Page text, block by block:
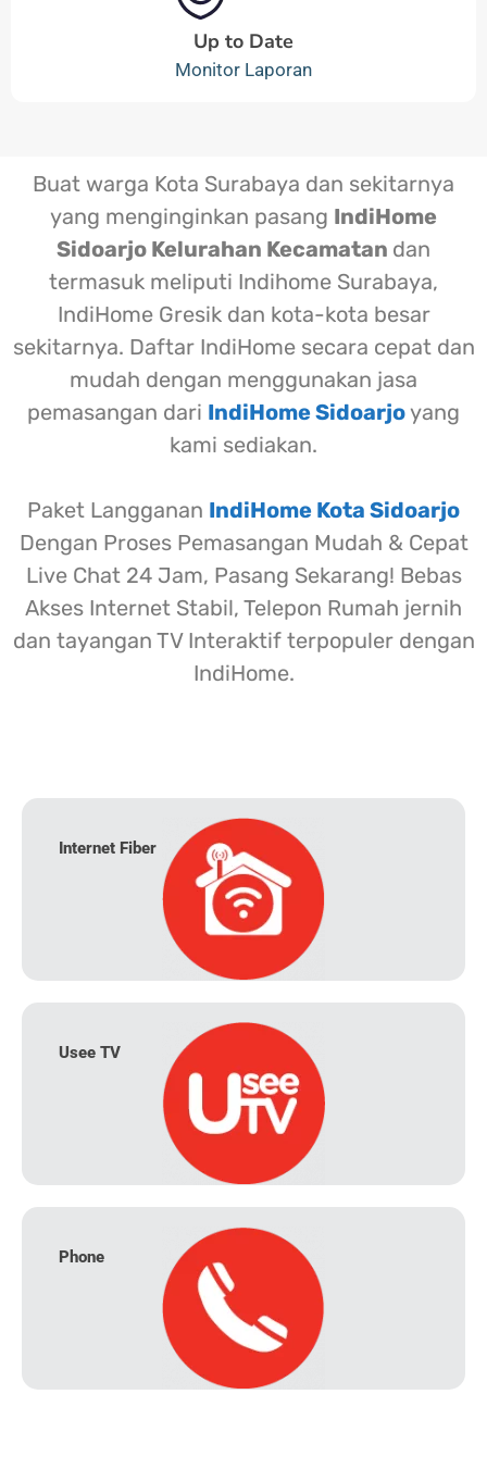
Up to Date
Monitor Laporan
Buat warga Kota Surabaya dan sekitarnya
yang menginginkan pasang IndiHome
Sidoarjo Kelurahan Kecamatan dan
termasuk meliputi Indihome Surabaya,
IndiHome Gresik dan kota-kota besar
sekitarnya. Daftar IndiHome secara cepat dan
mudah dengan menggunakan jasa
pemasangan dari IndiHome Sidoarjoyang
kami sediakan.
Paket Langganan IndiHome Kota Sidoarjo
Dengan Proses Pemasangan Mudah & Cepat
Live Chat 24 Jam, Pasang Sekarang! Bebas
Akses Internet Stabil, Telepon Rumah jernih
dan tayangan TV Interaktif terpopuler dengan
IndiHome.
Internet Fiber
Usee TV
Phone